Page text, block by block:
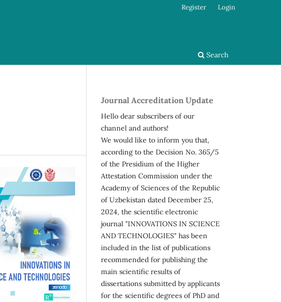
Search
Register Login
Journal Accreditation Update
Hello dear subscribers of our
channel and authors!
We would like to inform you that,
according to the Decision No. 365/5
of the Presidium of the Higher
Attestation Commission under the
Academy of Sciences of the Republic
of Uzbekistan dated December 25,
2024, the scientific electronic
journal "INNOVATIONS IN SCIENCE
AND TECHNOLOGIES" has been
included in the list of publications
recommended for publishing the
main scientific results of
dissertations submitted by applicants
for the scientific degrees of PhD and